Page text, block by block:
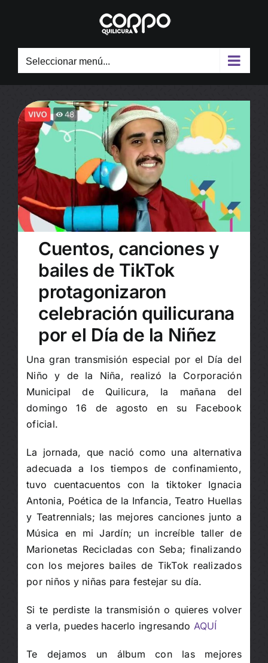
Seleccionar menú...
Cuentos, canciones y
bailes de TikTok
protagonizaron
celebración quilicurana
por el Día de la Niñez
Una gran transmisión especial por el Día del
Niño y de la Niña, realizó la Corporación
Municipal de Quilicura, la mañana del
domingo 16 de agosto en su Facebook
oficial.
La jornada, que nació como una alternativa
adecuada a los tiempos de confinamiento,
tuvo cuentacuentos con la tiktoker Ignacia
Antonia, Poética de la Infancia, Teatro Huellas
y Teatrennials; las mejores canciones junto a
Música en mi Jardín; un increíble taller de
Marionetas Recicladas con Seba; finalizando
con los mejores bailes de TikTok realizados
por niños y niñas para festejar su día.
Si te perdiste la transmisión o quieres volver
a verla, puedes hacerlo ingresando AQUÍ
Te dejamos un álbum con las mejores